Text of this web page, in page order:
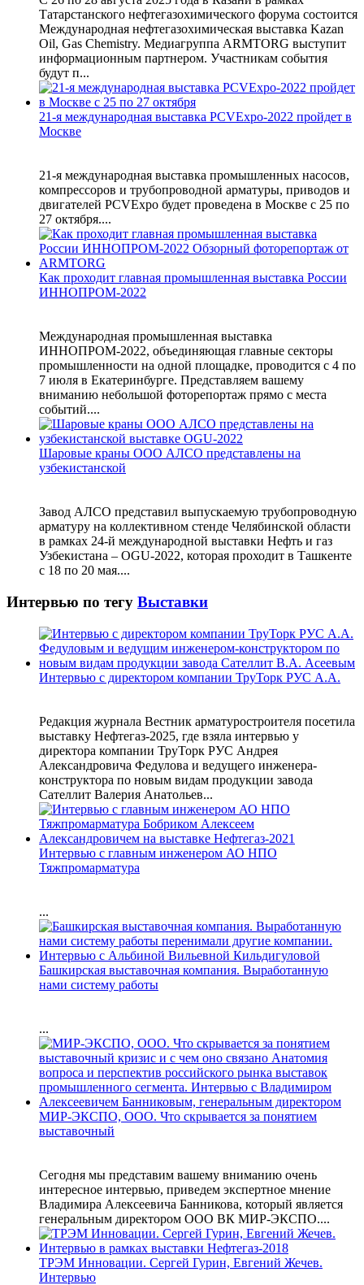
Татарстанского нефтегазохимического форума состоится
Международная нефтегазохимическая выставка Kazan
Oil, Gas Chemistry. Медиагруппа ARMTORG выступит
информационным партнером. Участникам события
будут п...
21-я международная выставка PCVExpo-2022 пройдет в
Москве
21-я международная выставка промышленных насосов,
компрессоров и трубопроводной арматуры, приводов и
двигателей PCVExpo будет проведена в Москве с 25 по
27 октября....
Как проходит главная промышленная выставка России
ИННОПРОМ-2022
Международная промышленная выставка
ИННОПРОМ-2022, объединяющая главные секторы
промышленности на одной площадке, проводится с 4 по
7 июля в Екатеринбурге. Представляем вашему
вниманию небольшой фоторепортаж прямо с места
событий....
Шаровые краны ООО АЛСО представлены на
узбекистанской
Завод АЛСО представил выпускаемую трубопроводную
арматуру на коллективном стенде Челябинской области
в рамках 24-й международной выставки Нефть и газ
Узбекистана – OGU-2022, которая проходит в Ташкенте
с 18 по 20 мая....
Интервью по тегу Выставки
Интервью с директором компании ТруТорк РУС А.А.
Редакция журнала Вестник арматуростроителя посетила
выставку Нефтегаз-2025, где взяла интервью у
директора компании ТруТорк РУС Андрея
Александровича Федулова и ведущего инженера-
конструктора по новым видам продукции завода
Сателлит Валерия Анатольев...
Интервью с главным инженером АО НПО
Тяжпромарматура
...
Башкирская выставочная компания. Выработанную
нами систему работы
...
МИР-ЭКСПО, ООО. Что скрывается за понятием
выставочный
Сегодня мы представим вашему вниманию очень
интересное интервью, приведем экспертное мнение
Владимира Алексеевича Банникова, который является
генеральным директором ООО ВК МИР-ЭКСПО....
ТРЭМ Инновации. Сергей Гурин, Евгений Жечев.
Интервью